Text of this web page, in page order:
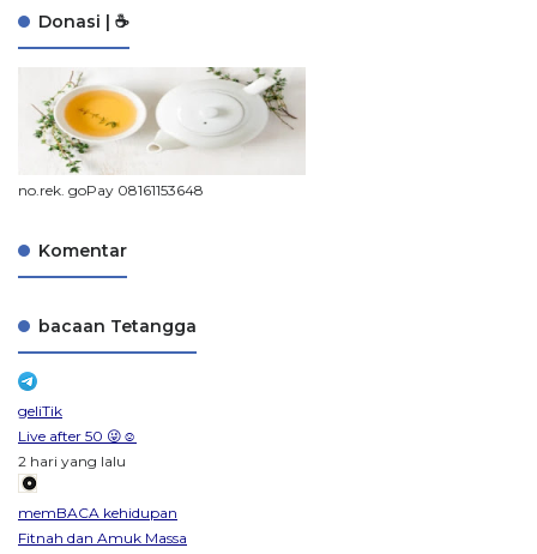
Donasi | ☕
no.rek. goPay 08161153648
Komentar
bacaan Tetangga
geliTik
Live after 50 😜☺️
2 hari yang lalu
memBACA kehidupan
Fitnah dan Amuk Massa